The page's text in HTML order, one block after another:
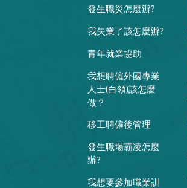
發生職災怎麼辦?
我失業了該怎麼辦?
青年就業協助
我想聘僱外國專業
人士(白領)該怎麼
做？
移工聘僱後管理
發生職場霸凌怎麼
辦?
我想要參加職業訓